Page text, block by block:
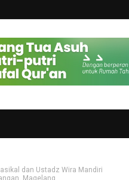
dan Ustadz Wira Mandiri
Magelang